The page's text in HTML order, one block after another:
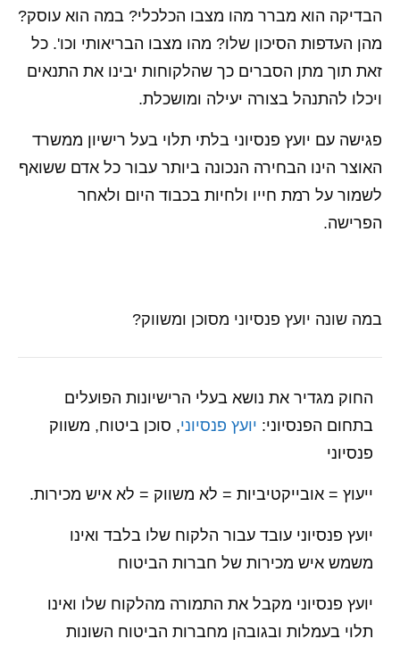
הבדיקה הוא מברר מהו מצבו הכלכלי? במה הוא עוסק?
מהן העדפות הסיכון שלו? מהו מצבו הבריאותי וכו'. כל
זאת תוך מתן הסברים כך שהלקוחות יבינו את התנאים
ויכלו להתנהל בצורה יעילה ומושכלת.
פגישה עם יועץ פנסיוני בלתי תלוי בעל רישיון ממשרד
האוצר הינו הבחירה הנכונה ביותר עבור כל אדם ששואף
לשמור על רמת חייו ולחיות בכבוד היום ולאחר
הפרישה.
במה שונה יועץ פנסיוני מסוכן ומשווק?
החוק מגדיר את נושא בעלי הרישיונות הפועלים
בתחום הפנסיוני: יועץ פנסיוני, סוכן ביטוח, משווק
פנסיוני
ייעוץ = אובייקטיביות = לא משווק = לא איש מכירות.
יועץ פנסיוני עובד עבור הלקוח שלו בלבד ואינו
משמש איש מכירות של חברות הביטוח
יועץ פנסיוני מקבל את התמורה מהלקוח שלו ואינו
תלוי בעמלות ובגובהן מחברות הביטוח השונות